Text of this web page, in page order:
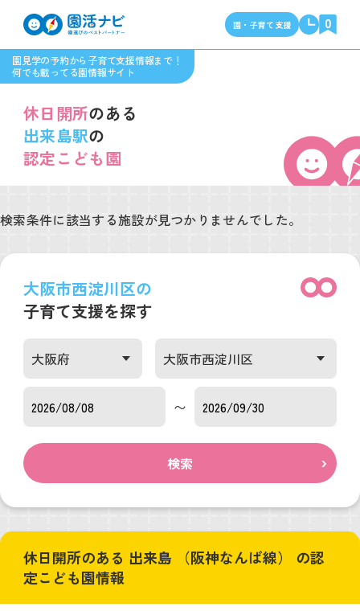
園見学の予約から子育て支援情報まで！
何でも載ってる園情報サイト
園・子育て支援 0
休日開所のある
出来島駅の
認定こども園
検索条件に該当する施設が見つかりませんでした。
大阪市西淀川区の
子育て支援を探す
〜
検索
休日開所のある 出来島 （阪神なんば線） の認
定こども園情報